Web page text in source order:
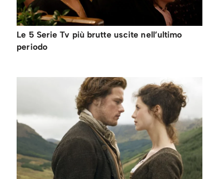
Le 5 Serie Tv più brutte uscite nell’ultimo
periodo